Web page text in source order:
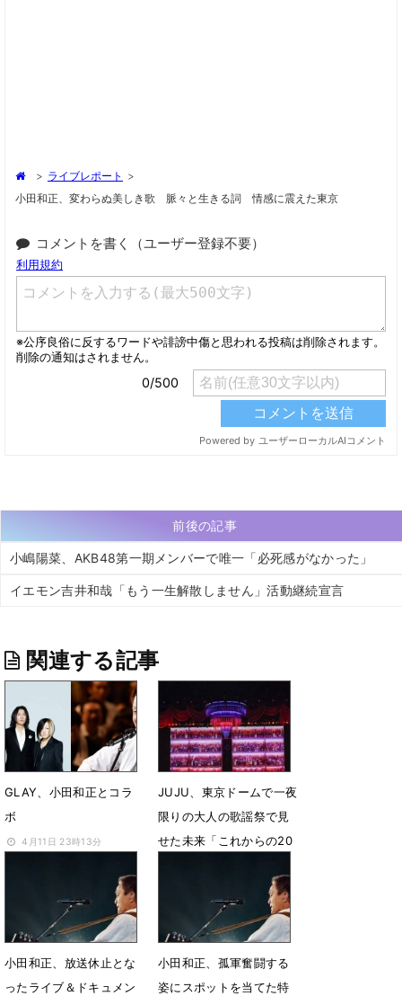
> ライブレポート >
小田和正、変わらぬ美しき歌 脈々と生きる詞 情感に震えた東京
コメントを書く（ユーザー登録不要）
前後の記事
小嶋陽菜、AKB48第一期メンバーで唯一「必死感がなかった」
イエモン吉井和哉「もう一生解散しません」活動継続宣言
関連する記事
GLAY、小田和正とコラ
ボ
4月11日 23時13分
JUJU、東京ドームで一夜
限りの大人の歌謡祭で見
せた未来「これからの20
小田和正、放送休止とな
ったライブ＆ドキュメン
小田和正、孤軍奮闘する
姿にスポットを当てた特